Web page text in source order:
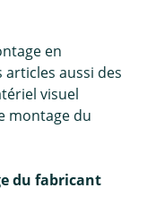
en
aussi des
visuel
montage du
du fabricant